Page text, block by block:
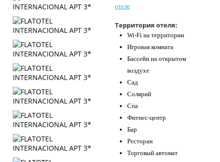
отеле
Территория отеля:
Wi-Fi на территории
Игровая комната
Бассейн на открытом
воздухе
Сад
Солярий
Спа
Фитнес-центр
Бар
Ресторан
Торговый автомат